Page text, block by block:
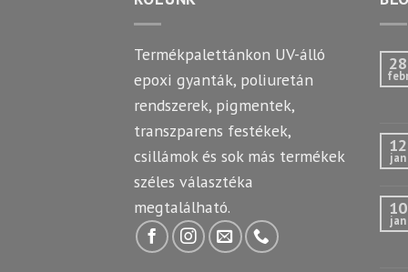
Termékpalettánkon UV-álló
epoxi gyanták, poliuretán
rendszerek, pigmentek,
transzparens festékek,
csillámok és sok más termékek
széles választéka
megtalálható.
28
12
jan
10
jan